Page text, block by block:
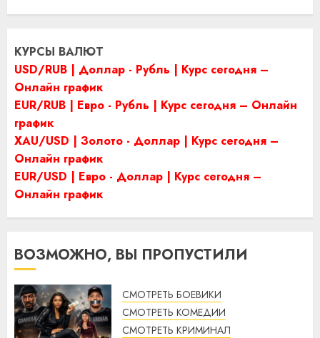
КУРСЫ ВАЛЮТ
USD/RUB | Доллар - Рубль | Курс сегодня –
Онлайн график
EUR/RUB | Евро - Рубль | Курс сегодня – Онлайн
график
XAU/USD | Золото - Доллар | Курс сегодня –
Онлайн график
EUR/USD | Евро - Доллар | Курс сегодня –
Онлайн график
ВОЗМОЖНО, ВЫ ПРОПУСТИЛИ
СМОТРЕТЬ БОЕВИКИ
СМОТРЕТЬ КОМЕДИИ
СМОТРЕТЬ КРИМИНАЛ